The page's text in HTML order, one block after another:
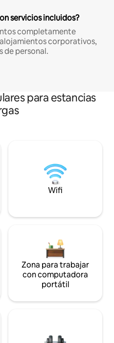
servicios incluidos?
completamente
corporativos,
de personal.
para estancias
Wifi
Zona para trabajar
con computadora
portátil